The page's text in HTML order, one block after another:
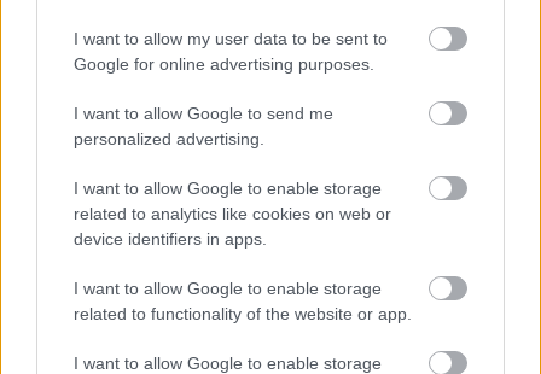
I want to allow my user data to be sent to
Google for online advertising purposes.
I want to allow Google to send me
personalized advertising.
I want to allow Google to enable storage
related to analytics like cookies on web or
device identifiers in apps.
I want to allow Google to enable storage
related to functionality of the website or app.
I want to allow Google to enable storage
sérelmein, és újra elválaszthatatlan lesz a két
barátnő. Csajok, mi veletek vagyunk!